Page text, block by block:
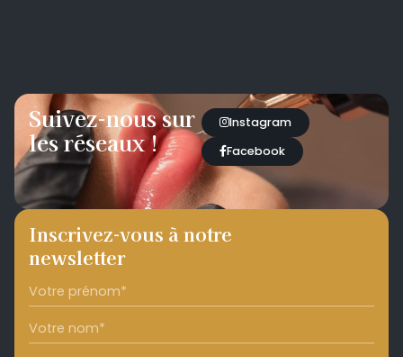
Suivez-nous sur
les réseaux !
Instagram
Facebook
Inscrivez-vous à notre
newsletter